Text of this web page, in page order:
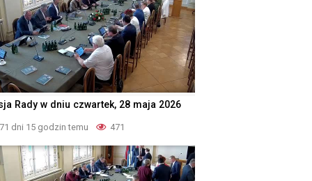
Rady w dniu czwartek, 28 maja 2026
71 dni 15 godzin temu 471